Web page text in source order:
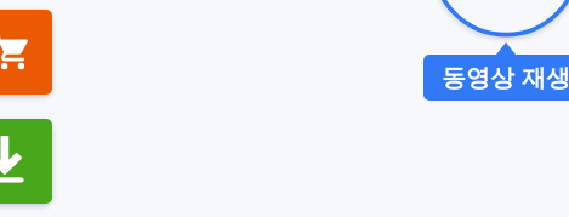
동영상 재생